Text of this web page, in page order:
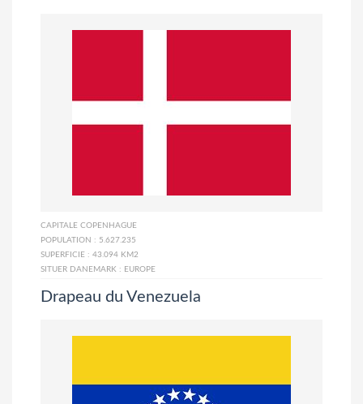
CAPITALE COPENHAGUE
POPULATION : 5.627.235
SUPERFICIE : 43.094 KM2
SITUER DANEMARK : EUROPE
Drapeau du Venezuela